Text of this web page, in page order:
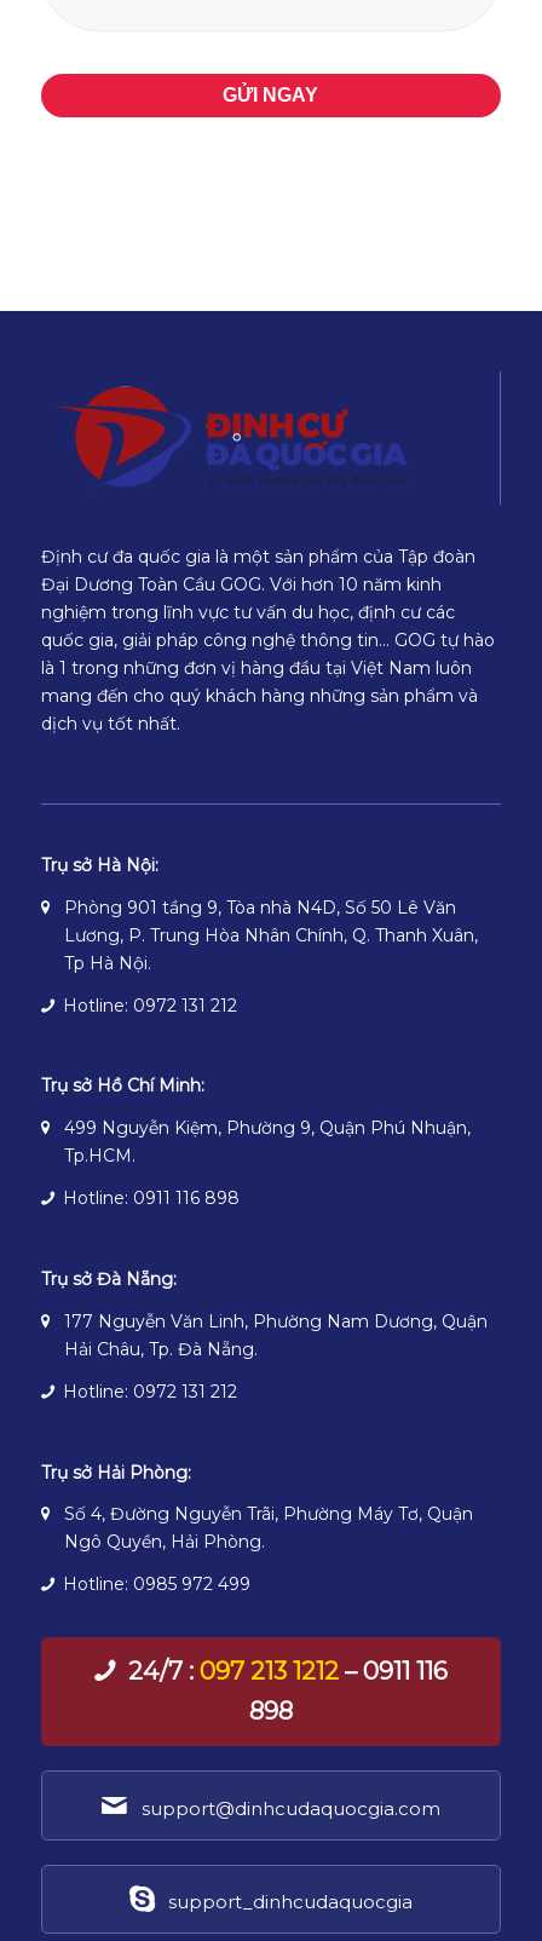
Định cư đa quốc gia là một sản phẩm của Tập đoàn
Đại Dương Toàn Cầu GOG. Với hơn 10 năm kinh
nghiệm trong lĩnh vực tư vấn du học, định cư các
quốc gia, giải pháp công nghệ thông tin… GOG tự hào
là 1 trong những đơn vị hàng đầu tại Việt Nam luôn
mang đến cho quý khách hàng những sản phẩm và
dịch vụ tốt nhất.
Trụ sở Hà Nội:
Phòng 901 tầng 9, Tòa nhà N4D, Số 50 Lê Văn
Lương, P. Trung Hòa Nhân Chính, Q. Thanh Xuân,
Tp Hà Nội.
Hotline: 0972 131 212
Trụ sở Hồ Chí Minh:
499 Nguyễn Kiệm, Phường 9, Quận Phú Nhuận,
Tp.HCM.
Hotline: 0911 116 898
Trụ sở Đà Nẵng:
177 Nguyễn Văn Linh, Phường Nam Dương, Quận
Hải Châu, Tp. Đà Nẵng.
Hotline: 0972 131 212
Trụ sở Hải Phòng:
Số 4, Đường Nguyễn Trãi, Phường Máy Tơ, Quận
Ngô Quyền, Hải Phòng.
Hotline: 0985 972 499
24/7 : 097 213 1212– 0911 116
898
support@dinhcudaquocgia.com
support_dinhcudaquocgia